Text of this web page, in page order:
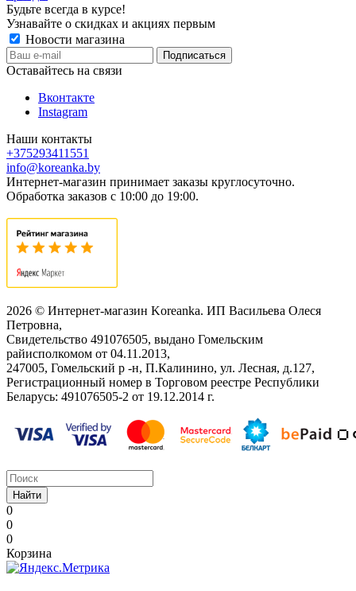
Будьте всегда в курсе!
Узнавайте о скидках и акциях первым
Новости магазина
Оставайтесь на связи
Вконтакте
Instagram
Наши контакты
+375293411551
info@koreanka.by
Интернет-магазин принимает заказы круглосуточно.
Обработка заказов с 10:00 до 19:00.
2026 © Интернет-магазин Koreanka. ИП Васильева Олеся
Петровна,
Свидетельство ‎491076505, выдано Гомельским
райисполкомом от 04.11.2013,
247005, Гомельский р -н, П.Калинино, ул. Лесная, д.127,
Регистрационный номер в Торговом реестре Республики
Беларусь: ‎491076505-2 от 19.12.2014 г.
Найти
0
0
0
Корзина